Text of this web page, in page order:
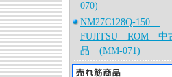
070)
NM27C128Q-150
FUJITSU ROM 中
品 (MM-071)